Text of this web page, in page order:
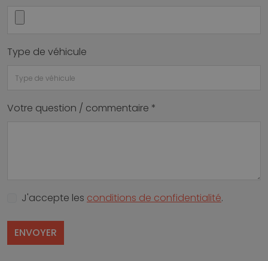
Type de véhicule
Votre question / commentaire *
J'accepte les conditions de confidentialité.
ENVOYER